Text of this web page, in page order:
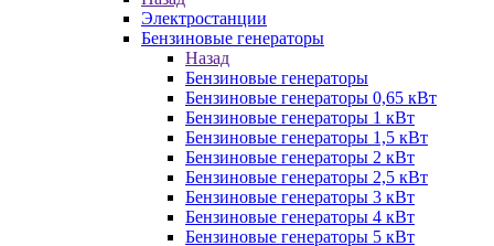
Электростанции
Бензиновые генераторы
Назад
Бензиновые генераторы
Бензиновые генераторы 0,65 кВт
Бензиновые генераторы 1 кВт
Бензиновые генераторы 1,5 кВт
Бензиновые генераторы 2 кВт
Бензиновые генераторы 2,5 кВт
Бензиновые генераторы 3 кВт
Бензиновые генераторы 4 кВт
Бензиновые генераторы 5 кВт